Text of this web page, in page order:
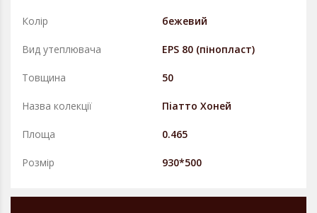
Колір бежевий
Вид утеплювача EPS 80 (пінопласт)
Товщина 50
Назва колекції Пiатто Хоней
Площа 0.465
Розмір 930*500